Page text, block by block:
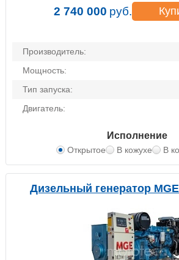
Производитель:
Мощность:
Тип запуска:
Двигатель:
Исполнение
Открытое В кожухе В
2 740 000 руб.
Дизельный генератор